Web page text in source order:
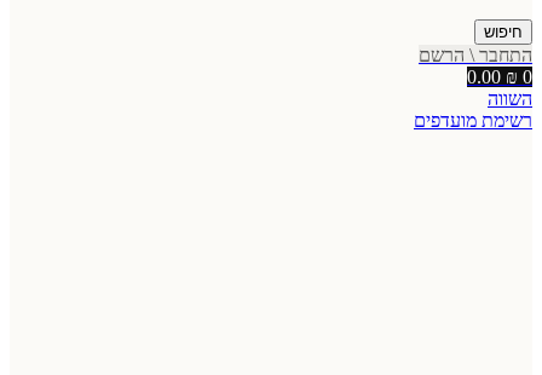
חיפוש
התחבר \ הרשם
0
0.00 ₪
השווה
רשימת מועדפים